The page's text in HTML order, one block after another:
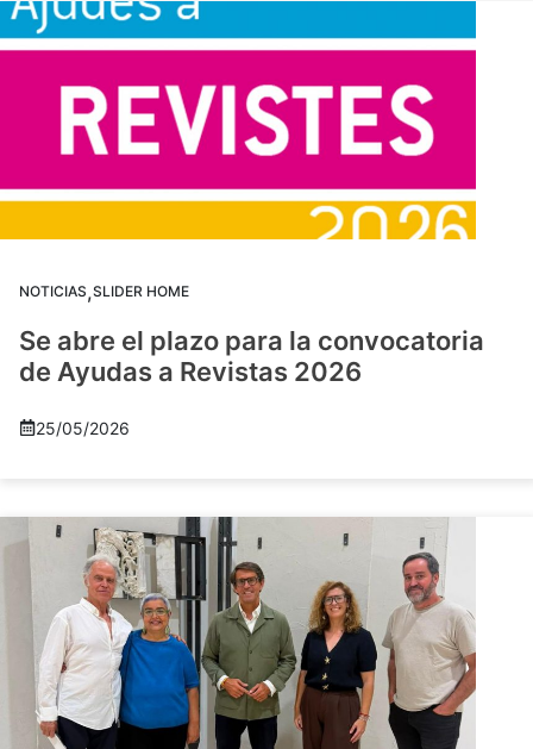
NOTICIAS,SLIDER HOME
Se abre el plazo para la convocatoria
de Ayudas a Revistas 2026
25/05/2026